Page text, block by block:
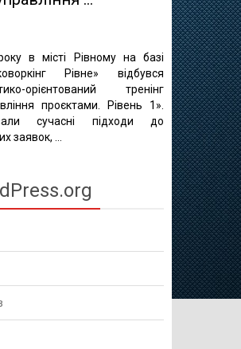
в місті Рівному на базі
Рівне» відбувся
орієнтований тренінг
проєктами. Рівень 1».
сучасні підходи до
заявок, ...
16 Липня,
10 липня в
відбулася
міста Рівне
методичного